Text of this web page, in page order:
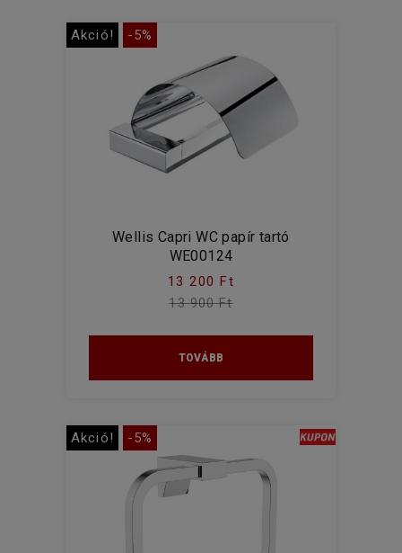
Akció! -5%
Wellis Capri WC papír tartó
WE00124
13 200 Ft
13 900 Ft
TOVÁBB
Akció! -5%